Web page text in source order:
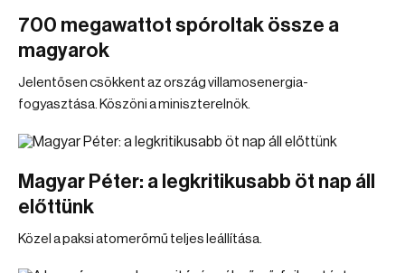
700 megawattot spóroltak össze a
magyarok
Jelentősen csökkent az ország villamosenergia-
fogyasztása. Köszöni a miniszterelnök.
Magyar Péter: a legkritikusabb öt nap áll
előttünk
Közel a paksi atomerőmű teljes leállítása.